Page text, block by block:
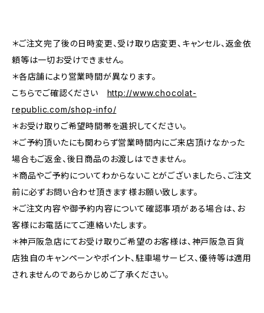
＊ご注文完了後の日時変更、受け取り店変更、キャンセル、返金依
頼等は一切お受けできません。
＊各店舗により営業時間が異なります。
こちらでご確認ください http://www.chocolat-
republic.com/shop-info/
＊お受け取りご希望時間帯を選択してください。
＊ご予約頂いたにも関わらず営業時間内にご来店頂けなかった
場合もご返金、後日商品のお渡しはできません。
＊商品やご予約についてわからないことがございましたら、ご注文
前に必ずお問い合わせ頂きます様お願い致します。
＊ご注文内容や御予約内容について確認事項がある場合は、お
客様にお電話にてご連絡いたします。
＊神戸阪急店にてお受け取りご希望のお客様は、神戸阪急百貨
店独自のキャンペーンやポイント、駐車場サービス、優待等は適用
されませんのであらかじめご了承ください。